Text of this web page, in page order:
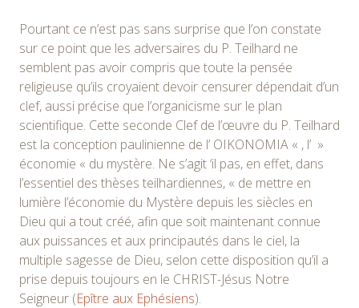
Pourtant ce n’est pas sans surprise que l’on constate
sur ce point que les adversaires du P. Teilhard ne
semblent pas avoir compris que toute la pensée
religieuse qu’ils croyaient devoir censurer dépendait d’un
clef, aussi précise que l’organicisme sur le plan
scientifique. Cette seconde Clef de l’œuvre du P. Teilhard
est la conception paulinienne de l’ OIKONOMIA « , l’ »
économie « du mystère. Ne s’agit ‘il pas, en effet, dans
l’essentiel des thèses teilhardiennes, « de mettre en
lumière l’économie du Mystère depuis les siècles en
Dieu qui a tout créé, afin que soit maintenant connue
aux puissances et aux principautés dans le ciel, la
multiple sagesse de Dieu, selon cette disposition qu’il a
prise depuis toujours en le CHRIST-Jésus Notre
Seigneur (Epître aux Ephésiens).